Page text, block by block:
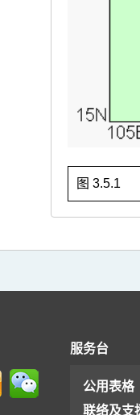
图 3.5.1
服务台
公用表格
联络及支